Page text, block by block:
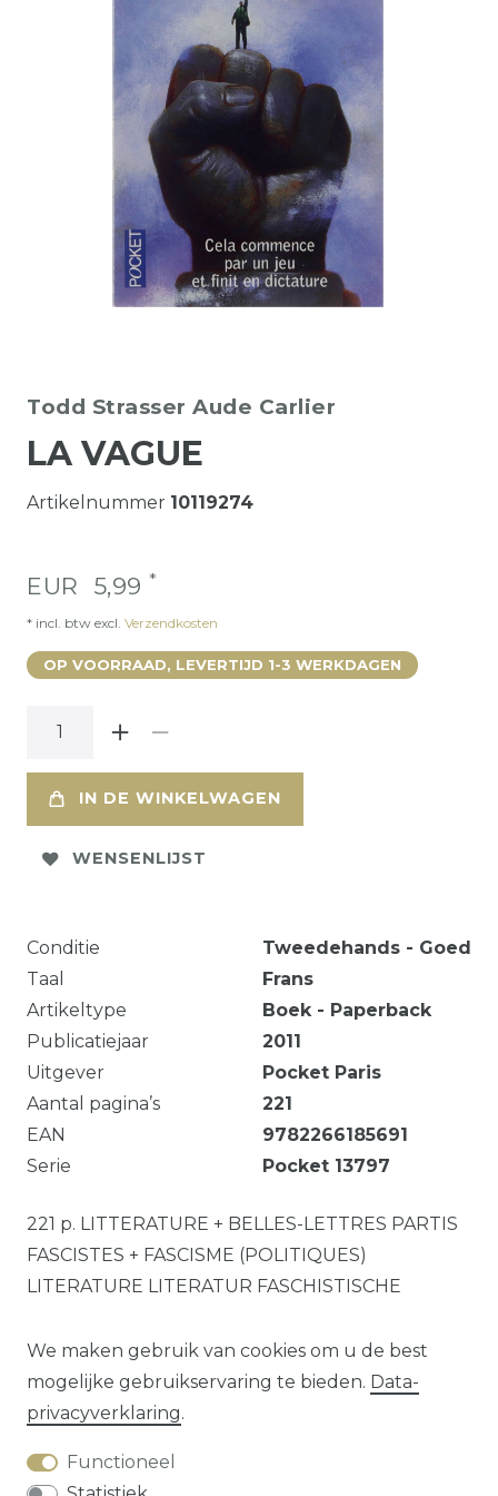
Todd Strasser Aude Carlier
LA VAGUE
Artikelnummer 10119274
EUR 5,99 *
* incl. btw excl. Verzendkosten
OP VOORRAAD, LEVERTIJD 1-3 WERKDAGEN
IN DE WINKELWAGEN
WENSENLIJST
Conditie
Tweedehands - Goed
Taal
Frans
Artikeltype
Boek - Paperback
Publicatiejaar
2011
Uitgever
Pocket Paris
Aantal pagina’s
221
EAN
9782266185691
Serie
Pocket 13797
221 p. LITTERATURE + BELLES-LETTRES PARTIS
FASCISTES + FASCISME (POLITIQUES)
LITERATURE LITERATUR FASCHISTISCHE
PARTIES + FASCISM (POLITICS) Text
Vraag over dit artikel?
We maken gebruik van cookies om u de best
mogelijke gebruikservaring te bieden. Data­
privacy­verklaring.
Functioneel